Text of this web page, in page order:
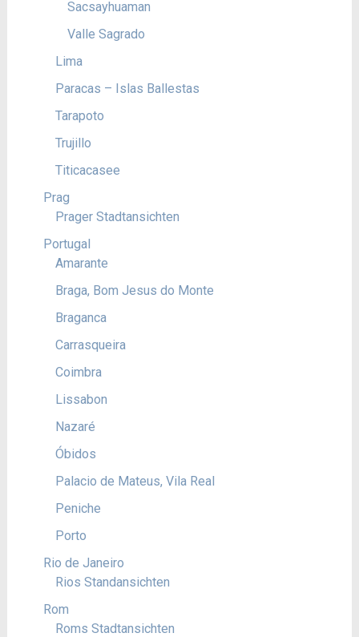
Sacsayhuaman
Valle Sagrado
Lima
Paracas – Islas Ballestas
Tarapoto
Trujillo
Titicacasee
Prag
Prager Stadtansichten
Portugal
Amarante
Braga, Bom Jesus do Monte
Braganca
Carrasqueira
Coimbra
Lissabon
Nazaré
Óbidos
Palacio de Mateus, Vila Real
Peniche
Porto
Rio de Janeiro
Rios Standansichten
Rom
Roms Stadtansichten